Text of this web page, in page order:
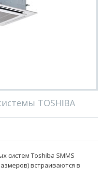
TOSHIBA
систем Toshiba SMMS
встраиваются в